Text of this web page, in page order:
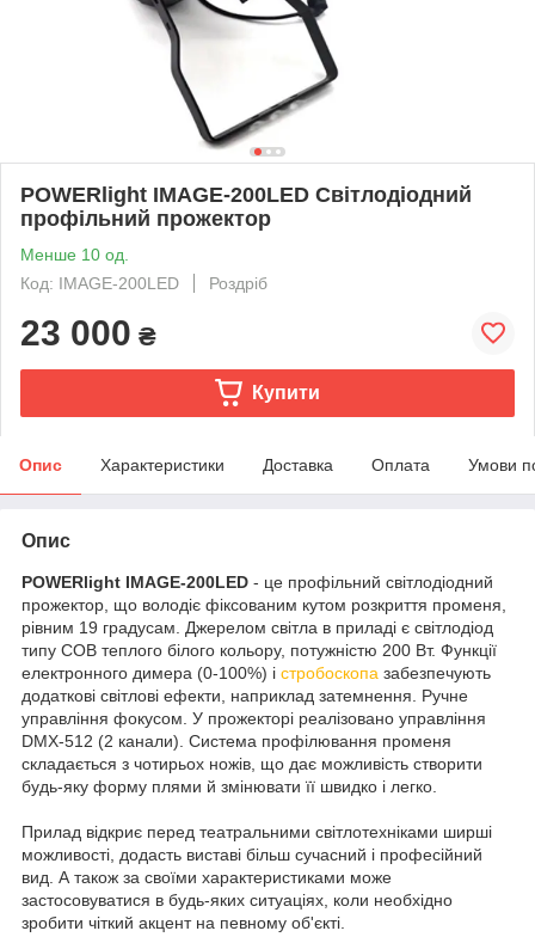
POWERlight IMAGE-200LED Світлодіодний
профільний прожектор
Менше 10 од.
Код: IMAGE-200LED
Роздріб
23 000 ₴
Купити
Опис Характеристики Доставка Оплата Умови
Опис
POWERlight IMAGE-200LED - це профільний світлодіодний
прожектор, що володіє фіксованим кутом розкриття променя,
рівним 19 градусам. Джерелом світла в приладі є світлодіод
типу COB теплого білого кольору, потужністю 200 Вт. Функції
електронного димера (0-100%) і стробоскопа забезпечують
додаткові світлові ефекти, наприклад затемнення. Ручне
управління фокусом. У прожекторі реалізовано управління
DMX-512 (2 канали). Система профілювання променя
складається з чотирьох ножів, що дає можливість створити
будь-яку форму плями й змінювати її швидко і легко.
Прилад відкриє перед театральними світлотехніками ширші
можливості, додасть виставі більш сучасний і професійний
вид. А також за своїми характеристиками може
застосовуватися в будь-яких ситуаціях, коли необхідно
зробити чіткий акцент на певному об'єкті.